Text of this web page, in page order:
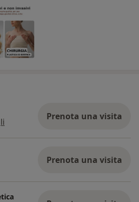
Prenota una visita
Prenota una visita